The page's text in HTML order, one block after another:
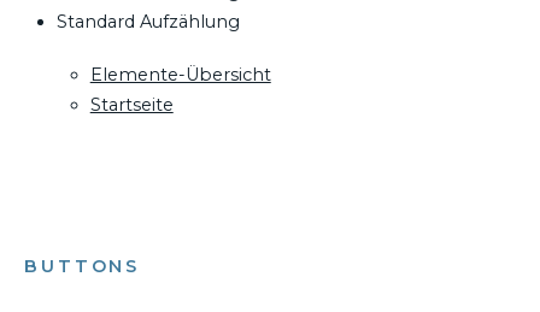
Standard Aufzählung
Elemente-Übersicht
Startseite
BUTTONS